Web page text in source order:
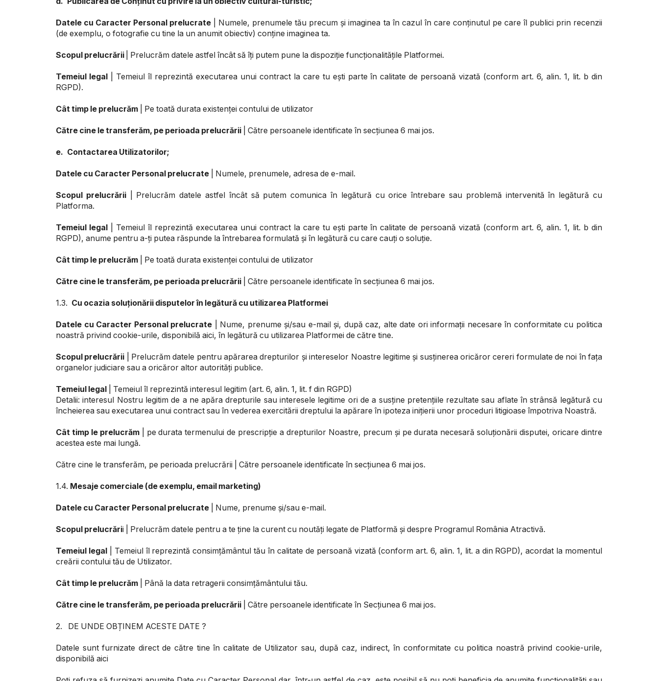
Datele cu Caracter Personal prelucrate | Numele, prenumele tău precum și imaginea ta în cazul în care conținutul pe care îl publici prin recenzii
(de exemplu, o fotografie cu tine la un anumit obiectiv) conține imaginea ta.
Scopul prelucrării | Prelucrăm datele astfel încât să îți putem pune la dispoziție funcționalitățile Platformei.
Temeiul legal| Temeiul îl reprezintă executarea unui contract la care tu ești parte în calitate de persoană vizată (conform art. 6, alin. 1, lit. b din
RGPD).
Cât timp le prelucrăm | Pe toată durata existenței contului de utilizator
Către cine le transferăm, pe perioada prelucrării | Către persoanele identificate în secțiunea 6 mai jos.
e. Contactarea Utilizatorilor;
Datele cu Caracter Personal prelucrate | Numele, prenumele, adresa de e-mail.
Scopul prelucrării| Prelucrăm datele astfel încât să putem comunica în legătură cu orice întrebare sau problemă intervenită în legătură cu
Platforma.
Temeiul legal| Temeiul îl reprezintă executarea unui contract la care tu ești parte în calitate de persoană vizată (conform art. 6, alin. 1, lit. b din
RGPD), anume pentru a-ți putea răspunde la întrebarea formulată și în legătură cu care cauți o soluție.
Cât timp le prelucrăm | Pe toată durata existenței contului de utilizator
Către cine le transferăm, pe perioada prelucrării | Către persoanele identificate în secțiunea 6 mai jos.
1.3. Cu ocazia soluționării disputelor în legătură cu utilizarea Platformei
Datele cu Caracter Personal prelucrate | Nume, prenume și/sau e-mail și, după caz, alte date ori informații necesare în conformitate cu politica
noastră privind cookie-urile, disponibilă aici, în legătură cu utilizarea Platformei de către tine.
Scopul prelucrării | Prelucrăm datele pentru apărarea drepturilor și intereselor Noastre legitime și susținerea oricăror cereri formulate de noi în fața
organelor judiciare sau a oricăror altor autorități publice.
Temeiul legal | Temeiul îl reprezintă interesul legitim (art. 6, alin. 1, lit. f din RGPD)
Detalii: interesul Nostru legitim de a ne apăra drepturile sau interesele legitime ori de a susține pretențiile rezultate sau aflate în strânsă legătură cu
încheierea sau executarea unui contract sau în vederea exercitării dreptului la apărare în ipoteza inițierii unor proceduri litigioase împotriva Noastră.
Cât timp le prelucrăm| pe durata termenului de prescripție a drepturilor Noastre, precum și pe durata necesară soluționării disputei, oricare dintre
acestea este mai lungă.
Către cine le transferăm, pe perioada prelucrării | Către persoanele identificate în secțiunea 6 mai jos.
1.4. Mesaje comerciale (de exemplu, email marketing)
Datele cu Caracter Personal prelucrate | Nume, prenume și/sau e-mail.
Scopul prelucrării | Prelucrăm datele pentru a te ține la curent cu noutăți legate de Platformă și despre Programul România Atractivă.
Temeiul legal| Temeiul îl reprezintă consimțământul tău în calitate de persoană vizată (conform art. 6, alin. 1, lit. a din RGPD), acordat la momentul
creării contului tău de Utilizator.
Cât timp le prelucrăm | Până la data retragerii consimțământului tău.
Către cine le transferăm, pe perioada prelucrării | Către persoanele identificate în Secțiunea 6 mai jos.
2. DE UNDE OBȚINEM ACESTE DATE ?
Datele sunt furnizate direct de către tine în calitate de Utilizator sau, după caz, indirect, în conformitate cu politica noastră privind cookie-urile,
disponibilă aici